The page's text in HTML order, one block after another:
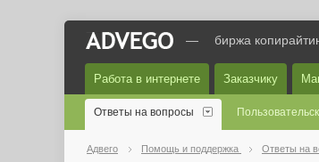
— биржа
Работа в интернете Заказчику
Ответы на вопросы
Адвего Помощь и поддержка Ответы на